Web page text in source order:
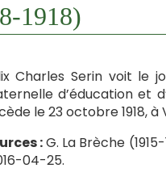
1918)
Charles Serin voit le
d’éducation et
le 23 octobre 1918,
:G. La Brèche
04-25.